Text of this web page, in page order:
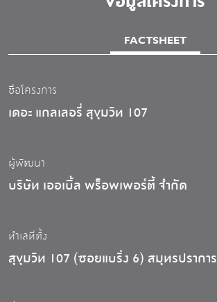
FACTSHEET
ชื่อโครงการ
เดอะ แกลเลอรี่ สุขุมวิท 107
ผู้พัฒนา
บริษัท เออเบิ้ล พร็อพเพอร์ตี้ จำกัด
ทำเลที่ตั้ง
สุขุมวิท 107 (ซอยแบริ่ง 6) สมุทรปราการ